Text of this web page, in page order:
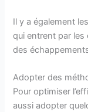
Il y a également
qui entrent par les
des
Adopter des
Pour optimiser
aussi adopter